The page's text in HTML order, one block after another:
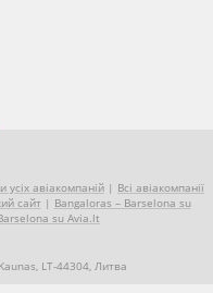
усіх авіакомпаній | Всі авіакомпанії
сайт| Bangaloras – Barselona su
su Avia.lt
LT-44304, Литва